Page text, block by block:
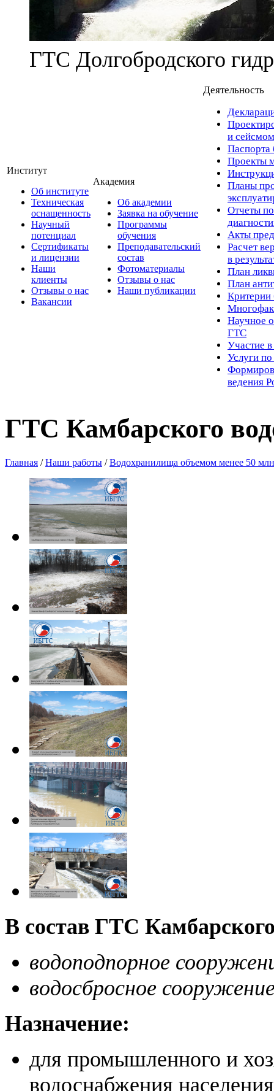
ГТС Долгобродского
Институт
Об институте
Техническая
оснащенность
Научный
потенциал
Сертификаты
и лицензии
Наши
клиенты
Отзывы о нас
Вакансии
Академия
Об академии
Заявка на обучение
Программы
обучения
Преподавательский
состав
Фотоматериалы
Отзывы о нас
Наши публикации
Деятельность
и
Паспорта
Проекты
Планы
Отчеты по
Акты
Расчет
в
План
План
Критерии
Научное
ГТС
Участие
Услуги
ведения
ГТС Камбарского
Главная / Наши работы / Водохранилища объемом менее 50
В состав ГТС
водоподпорное
водосбросное
Назначение:
для промышленного и
водоснабжения